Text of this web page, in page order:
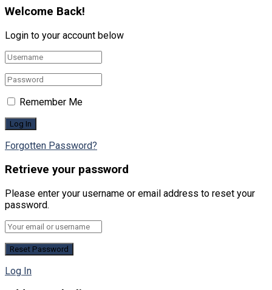
Welcome Back!
Login to your account below
Remember Me
Forgotten Password?
Retrieve your password
Please enter your username or email address to reset your
password.
Log In